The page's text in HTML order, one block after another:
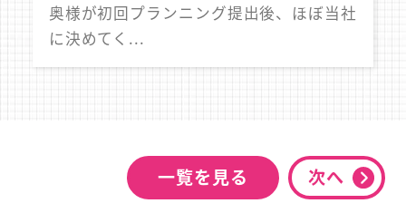
奥様が初回プランニング提出後、ほぼ当社
に決めてく...
一覧を見る 次へ